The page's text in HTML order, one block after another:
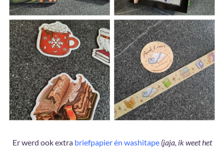
Er werd ook extra briefpapier én washitape(jaja, ik weet het